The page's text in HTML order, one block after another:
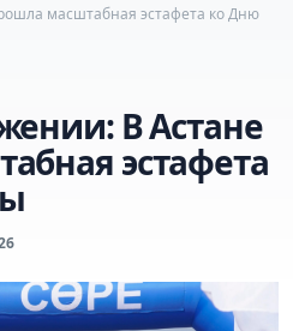
масштабная эстафета ко Дню
В Астане
эстафета